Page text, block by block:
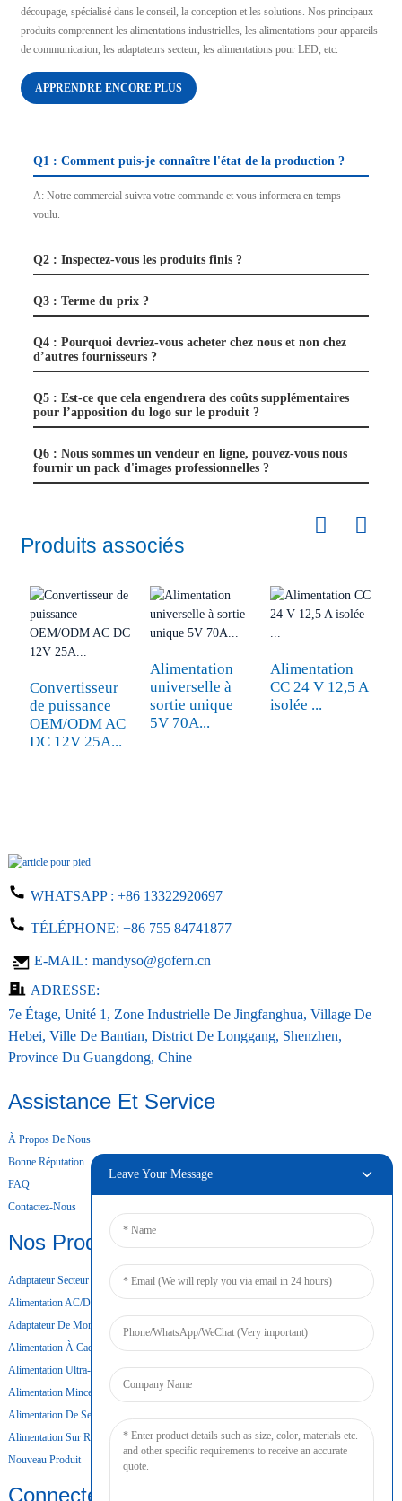
découpage, spécialisé dans le conseil, la conception et les solutions. Nos principaux
produits comprennent les alimentations industrielles, les alimentations pour appareils
de communication, les adaptateurs secteur, les alimentations pour LED, etc.
APPRENDRE ENCORE PLUS
Q1 : Comment puis-je connaître l'état de la production ?
A: Notre commercial suivra votre commande et vous informera en temps
voulu.
Q2 : Inspectez-vous les produits finis ?
Q3 : Terme du prix ?
Q4 : Pourquoi devriez-vous acheter chez nous et non chez
d’autres fournisseurs ?
Q5 : Est-ce que cela engendrera des coûts supplémentaires
pour l’apposition du logo sur le produit ?
Q6 : Nous sommes un vendeur en ligne, pouvez-vous nous
fournir un pack d'images professionnelles ?
Produits associés
Convertisseur
de puissance
OEM/ODM AC
DC 12V 25A...
Alimentation
universelle à
sortie unique
5V 70A...
Alimentation
CC 24 V 12,5 A
isolée ...
WHATSAPP : +86 13322920697
TÉLÉPHONE: +86 755 84741877
E-MAIL: mandyso@gofern.cn
ADRESSE:
7e Étage, Unité 1, Zone Industrielle De Jingfanghua, Village De
Hebei, Ville De Bantian, District De Longgang, Shenzhen,
Province Du Guangdong, Chine
Assistance Et Service
À Propos De Nous
Bonne Réputation
FAQ
Contactez-Nous
Nos Produits
Adaptateur Secteur De Bureau
Alimentation AC/DC
Adaptateur De Montage Mural
Alimentation À Cadre Ouvert
Alimentation Ultra-Mince
Alimentation Mince
Alimentation De Secours Par Batterie
Alimentation Sur Rail DIN
Nouveau Produit
Connecter
Leave Your Message